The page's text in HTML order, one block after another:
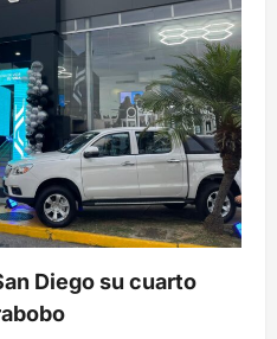
Diego su cuarto